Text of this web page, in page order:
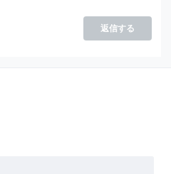
返信する